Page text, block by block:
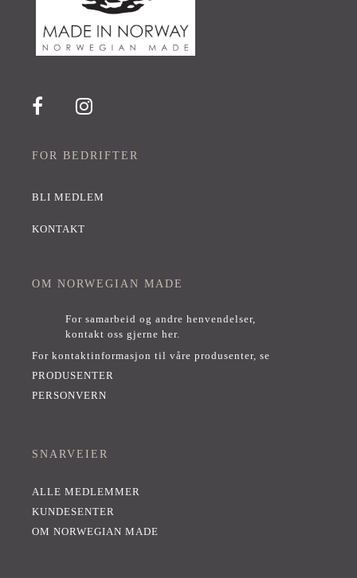
FOR BEDRIFTER
BLI MEDLEM
KONTAKT
OM NORWEGIAN MADE
For samarbeid og andre henvendelser,
kontakt oss gjerne her.
For kontaktinformasjon til våre produsenter, se
PRODUSENTER
PERSONVERN
SNARVEIER
ALLE MEDLEMMER
KUNDESENTER
OM NORWEGIAN MADE